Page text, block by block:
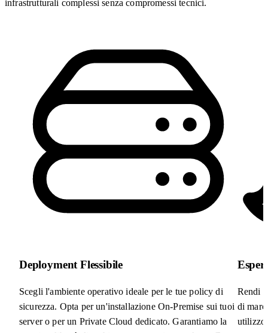
infrastrutturali complessi senza compromessi tecnici.
Deployment Flessibile
Scegli l'ambiente operativo ideale per le tue policy di
sicurezza. Opta per un'installazione On-Premise sui tuoi
server o per un Private Cloud dedicato. Garantiamo la
Rendi
di
utilizzo